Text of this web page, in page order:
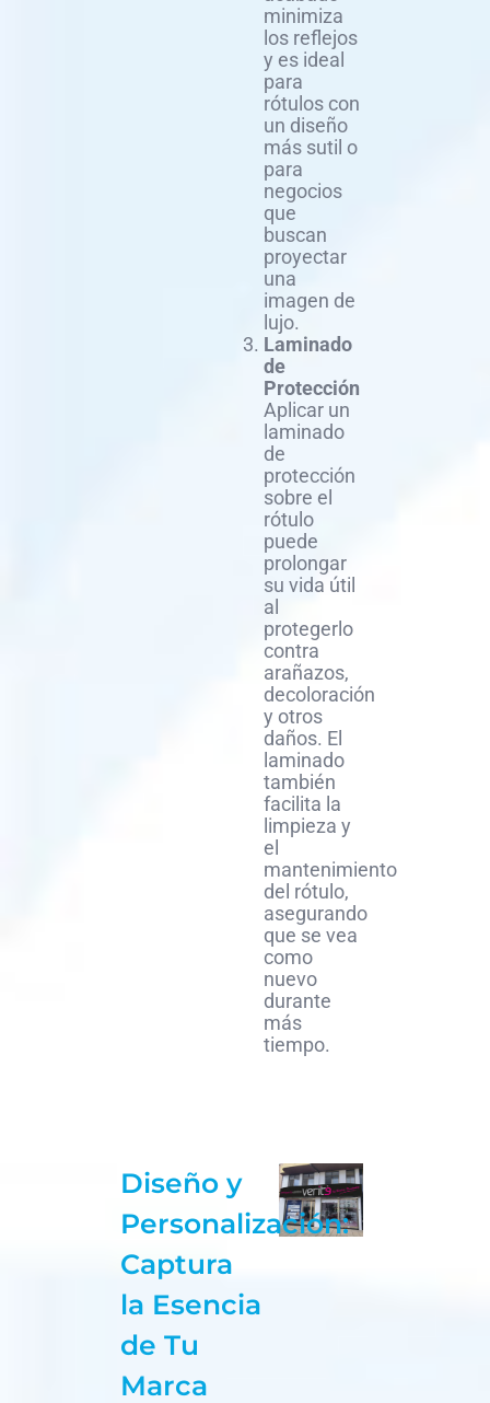
minimiza
los reflejos
y es ideal
para
rótulos con
un diseño
más sutil o
para
negocios
que
buscan
proyectar
una
imagen de
lujo.
Laminado
de
Protección
Aplicar un
laminado
de
protección
sobre el
rótulo
puede
prolongar
su vida útil
al
protegerlo
contra
arañazos,
decoloración
y otros
daños. El
laminado
también
facilita la
limpieza y
el
mantenimiento
del rótulo,
asegurando
que se vea
como
nuevo
durante
más
tiempo.
Diseño y
Personalización:
Captura
la Esencia
de Tu
Marca